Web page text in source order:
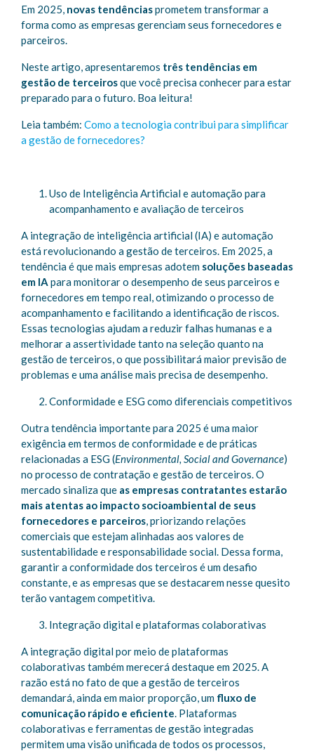
Em 2025, novas tendênciasprometem transformar a
forma como as empresas gerenciam seus fornecedores e
parceiros.
Neste artigo, apresentaremos três tendências em
gestão de terceirosque você precisa conhecer para estar
preparado para o futuro. Boa leitura!
Leia também: Como a tecnologia contribui para simplificar
a gestão de fornecedores?
Uso de Inteligência Artificial e automação para
acompanhamento e avaliação de terceiros
A integração de inteligência artificial (IA) e automação
está revolucionando a gestão de terceiros. Em 2025, a
tendência é que mais empresas adotem soluções baseadas
em IA para monitorar o desempenho de seus parceiros e
fornecedores em tempo real, otimizando o processo de
acompanhamento e facilitando a identificação de riscos.
Essas tecnologias ajudam a reduzir falhas humanas e a
melhorar a assertividade tanto na seleção quanto na
gestão de terceiros, o que possibilitará maior previsão de
problemas e uma análise mais precisa de desempenho.
Conformidade e ESG como diferenciais competitivos
Outra tendência importante para 2025 é uma maior
exigência em termos de conformidade e de práticas
relacionadas a ESG (Environmental, Social and Governance)
no processo de contratação e gestão de terceiros. O
mercado sinaliza que as empresas contratantes estarão
mais atentas ao impacto socioambiental de seus
fornecedores e parceiros, priorizando relações
comerciais que estejam alinhadas aos valores de
sustentabilidade e responsabilidade social. Dessa forma,
garantir a conformidade dos terceiros é um desafio
constante, e as empresas que se destacarem nesse quesito
terão vantagem competitiva.
Integração digital e plataformas colaborativas
A integração digital por meio de plataformas
colaborativas também merecerá destaque em 2025. A
razão está no fato de que a gestão de terceiros
demandará, ainda em maior proporção, um fluxo de
comunicação rápido e eficiente. Plataformas
colaborativas e ferramentas de gestão integradas
permitem uma visão unificada de todos os processos,